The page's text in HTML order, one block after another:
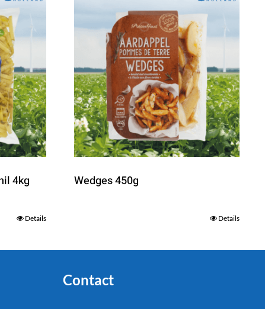
4kg
Details
Wedges 450g
Details
Contact